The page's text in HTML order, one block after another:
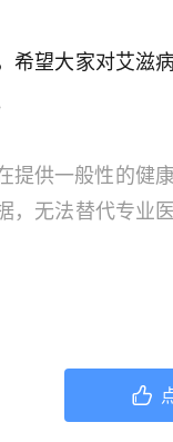
希望大家对艾滋
提供一般性的健
，无法替代专业
格的医疗专业